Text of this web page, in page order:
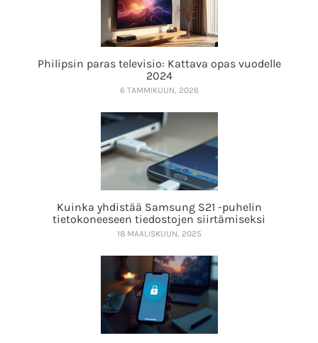
Philipsin paras televisio: Kattava opas vuodelle
2024
6 TAMMIKUUN, 2026
Kuinka yhdistää Samsung S21 -puhelin
tietokoneeseen tiedostojen siirtämiseksi
18 MAALISKUUN, 2025